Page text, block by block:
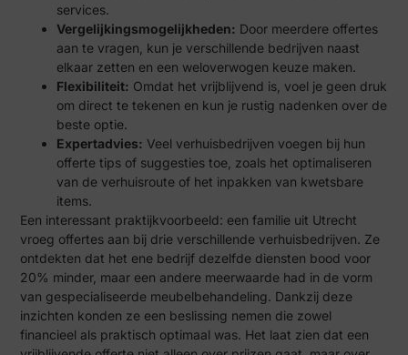
services.
Vergelijkingsmogelijkheden: Door meerdere offertes
aan te vragen, kun je verschillende bedrijven naast
elkaar zetten en een weloverwogen keuze maken.
Flexibiliteit: Omdat het vrijblijvend is, voel je geen druk
om direct te tekenen en kun je rustig nadenken over de
beste optie.
Expertadvies: Veel verhuisbedrijven voegen bij hun
offerte tips of suggesties toe, zoals het optimaliseren
van de verhuisroute of het inpakken van kwetsbare
items.
Een interessant praktijkvoorbeeld: een familie uit Utrecht
vroeg offertes aan bij drie verschillende verhuisbedrijven. Ze
ontdekten dat het ene bedrijf dezelfde diensten bood voor
20% minder, maar een andere meerwaarde had in de vorm
van gespecialiseerde meubelbehandeling. Dankzij deze
inzichten konden ze een beslissing nemen die zowel
financieel als praktisch optimaal was. Het laat zien dat een